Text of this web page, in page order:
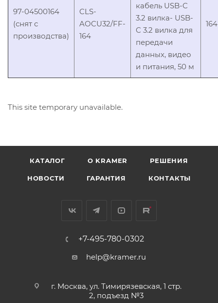
97-04500164
(снят с
производства)
CLS-
AOCU32/FF-
164
кабель USB-C
3.2 вилка- USB-
C 3.2 вилка для
передачи
данных, видео
и питания, 50 м
164
This site temporary unavailable.
КАТАЛОГ O KRAMER РЕШЕНИЯ
НОВОСТИ ГАРАНТИЯ КОНТАКТЫ
+7-495-780-0302
help@kramer.ru
г. Москва, ул. Тимирязевская, 1 стр.
2, подъезд №3